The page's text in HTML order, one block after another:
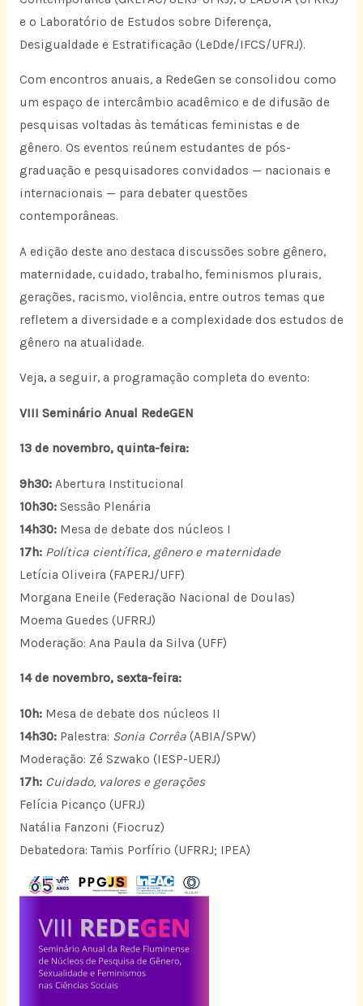
e o Laboratório de Estudos sobre Diferença,
Desigualdade e Estratificação (LeDde/IFCS/UFRJ).
Com encontros anuais, a RedeGen se consolidou como
um espaço de intercâmbio acadêmico e de difusão de
pesquisas voltadas às temáticas feministas e de
gênero. Os eventos reúnem estudantes de pós-
graduação e pesquisadores convidados — nacionais e
internacionais — para debater questões
contemporâneas.
A edição deste ano destaca discussões sobre gênero,
maternidade, cuidado, trabalho, feminismos plurais,
gerações, racismo, violência, entre outros temas que
refletem a diversidade e a complexidade dos estudos de
gênero na atualidade.
Veja, a seguir, a programação completa do evento:
VIII Seminário Anual RedeGEN
13 de novembro, quinta-feira:
9h30:Abertura Institucional
10h30:Sessão Plenária
14h30:Mesa de debate dos núcleos I
17h: Política científica, gênero e maternidade
Letícia Oliveira (FAPERJ/UFF)
Morgana Eneile (Federação Nacional de Doulas)
Moema Guedes (UFRRJ)
Moderação: Ana Paula da Silva (UFF)
14 de novembro, sexta-feira:
10h:Mesa de debate dos núcleos II
14h30:Palestra: Sonia Corrêa(ABIA/SPW)
Moderação: Zé Szwako (IESP-UERJ)
17h: Cuidado, valores e gerações
Felícia Picanço (UFRJ)
Natália Fanzoni (Fiocruz)
Debatedora: Tamis Porfírio (UFRRJ; IPEA)